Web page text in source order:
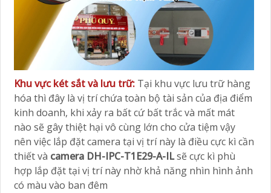
Khu vực két sắt và lưu trữ: Tại khu vực lưu trữ hàng
hóa thì đây là vị trí chứa toàn bộ tài sản của địa điểm
kinh doanh, khi xảy ra bất cứ bất trắc và mất mát
nào sẽ gây thiệt hại vô cùng lớn cho cửa tiệm vậy
nên việc lắp đặt camera tại vị trí này là điều cực kì cần
thiết và camera DH-IPC-T1E29-A-ILsẽ cực kì phù
hợp lắp đặt tại vị trí này nhờ khả năng nhìn hình ảnh
có màu vào ban đêm